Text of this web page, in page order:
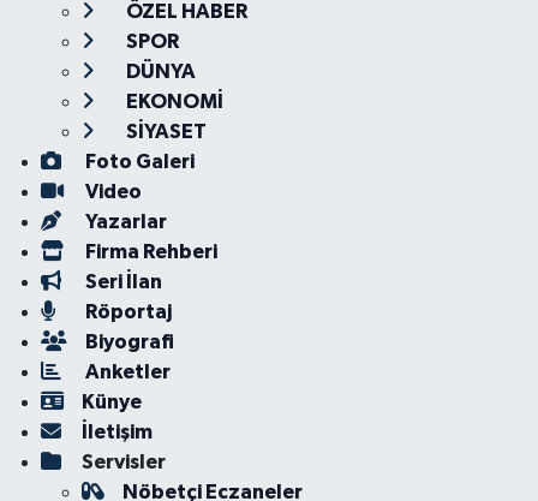
ÖZEL HABER
SPOR
DÜNYA
EKONOMİ
SİYASET
Foto Galeri
Video
Yazarlar
Firma Rehberi
Seri İlan
Röportaj
Biyografi
Anketler
Künye
İletişim
Servisler
Nöbetçi Eczaneler